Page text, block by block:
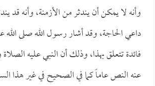
وأنه لا يمكن أن يندثر من الأزمنة، وأنه قد
داعي الحاجة، وقد أشار رسول الله صلى الله
فائدة تتعلق بهذا، وذلك أن النبي عليه
عنه النص عاماً كما في الصحيح في غير هذا